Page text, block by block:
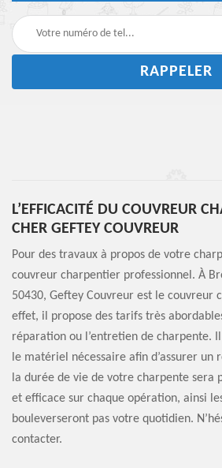
L’EFFICACITÉ DU COUVREUR
CHER GEFTEY COUVREUR
Pour des travaux à propos de votre
couvreur charpentier professionnel. À
50430, Geftey Couvreur est le couvreur
effet, il propose des tarifs très
réparation ou l’entretien de charpente.
le matériel nécessaire afin d’assurer un
la durée de vie de votre charpente sera
et efficace sur chaque opération, ainsi
bouleverseront pas votre quotidien.
contacter.